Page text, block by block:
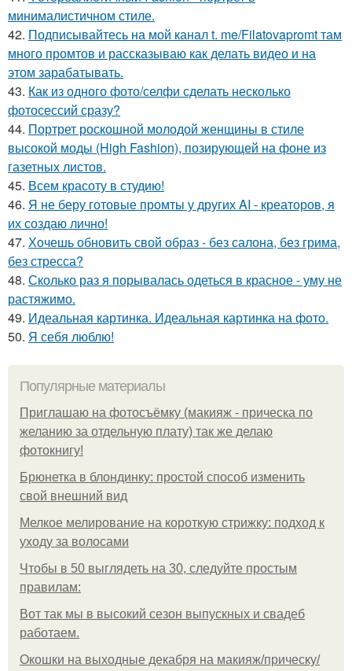
минималистичном стиле.
42. Подписывайтесь на мой канал t. me/Filatovapromt там
много промтов и рассказываю как делать видео и на
этом зарабатывать.
43. Как из одного фото/селфи сделать несколько
фотосессий сразу?
44. Портрет роскошной молодой женщины в стиле
высокой моды (High Fashion), позирующей на фоне из
газетных листов.
45. Всем красоту в студию!
46. Я не беру готовые промты у других AI - креаторов, я
их создаю лично!
47. Хочешь обновить свой образ - без салона, без грима,
без стресса?
48. Сколько раз я порывалась одеться в красное - уму не
растяжимо.
49. Идеальная картинка. Идеальная картинка на фото.
50. Я себя люблю!
Популярные материалы
Приглашаю на фотосъёмку (макияж - прическа по
желанию за отдельную плату) так же делаю
фотокнигу!
Брюнетка в блондинку: простой способ изменить
свой внешний вид
Мелкое мелирование на короткую стрижку: подход к
уходу за волосами
Чтобы в 50 выглядеть на 30, следуйте простым
правилам:
Вот так мы в высокий сезон выпускных и свадеб
работаем.
Окошки на выходные декабря на макияж/прическу/